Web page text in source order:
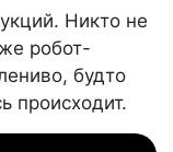
Никто не
робот-
будто
происходит.